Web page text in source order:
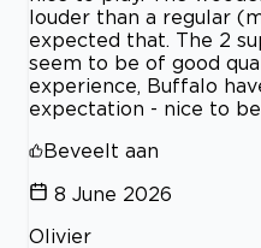
louder than a regular
expected that. The 2
seem to be of good
experience, Buffalo
expectation - nice to
Beveelt aan
8 June 2026
Olivier